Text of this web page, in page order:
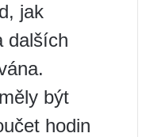
jak
dalších
být
hodin